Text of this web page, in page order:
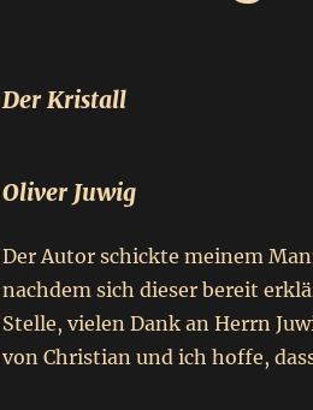
Der Kristall
Oliver Juwig
Der Autor schickte meinem
nachdem sich dieser bereit
Stelle, vielen Dank an Herrn
von Christian und ich hoffe,